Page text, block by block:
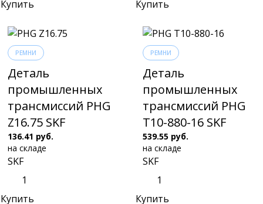
Купить Купить
РЕМНИ
Деталь
промышленных
трансмиссий PHG
Z16.75 SKF
136.41 руб.
на складе
SKF
Купить
РЕМНИ
Деталь
промышленных
трансмиссий PHG
T10-880-16 SKF
539.55 руб.
на складе
SKF
Купить